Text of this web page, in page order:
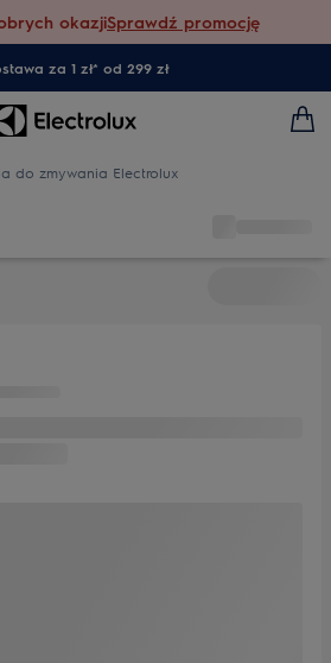
okazjiSprawdź promocję
za 1 zł* od 299 zł
do zmywania Electrolux